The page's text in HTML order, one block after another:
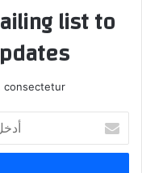
list to
consectetur.
خ